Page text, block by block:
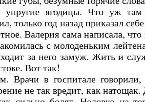
упругие ягодицы. Что уж там
только год назад приказал
Валерия сама написала,
с молоденьким
за него замуж. Жить и
Вот так!
в госпитале
не так вредит, как